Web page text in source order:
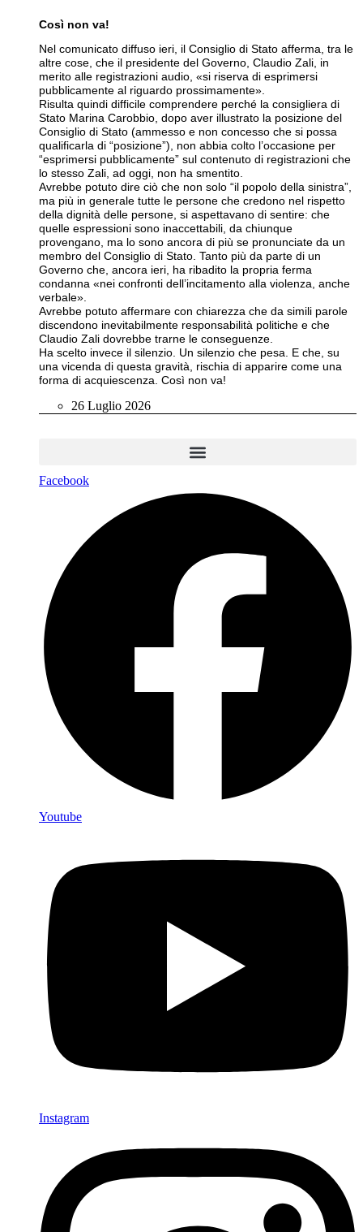
Così non va!
Nel comunicato diffuso ieri, il Consiglio di Stato afferma, tra le
altre cose, che il presidente del Governo, Claudio Zali, in
merito alle registrazioni audio, «si riserva di esprimersi
pubblicamente al riguardo prossimamente».
Risulta quindi difficile comprendere perché la consigliera di
Stato Marina Carobbio, dopo aver illustrato la posizione del
Consiglio di Stato (ammesso e non concesso che si possa
qualificarla di “posizione”), non abbia colto l’occasione per
“esprimersi pubblicamente” sul contenuto di registrazioni che
lo stesso Zali, ad oggi, non ha smentito.
Avrebbe potuto dire ciò che non solo “il popolo della sinistra”,
ma più in generale tutte le persone che credono nel rispetto
della dignità delle persone, si aspettavano di sentire: che
quelle espressioni sono inaccettabili, da chiunque
provengano, ma lo sono ancora di più se pronunciate da un
membro del Consiglio di Stato. Tanto più da parte di un
Governo che, ancora ieri, ha ribadito la propria ferma
condanna «nei confronti dell’incitamento alla violenza, anche
verbale».
Avrebbe potuto affermare con chiarezza che da simili parole
discendono inevitabilmente responsabilità politiche e che
Claudio Zali dovrebbe trarne le conseguenze.
Ha scelto invece il silenzio. Un silenzio che pesa. E che, su
una vicenda di questa gravità, rischia di apparire come una
forma di acquiescenza. Così non va!
26 Luglio 2026
Facebook
Youtube
Instagram